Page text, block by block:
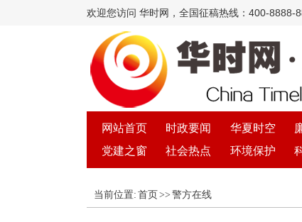
欢迎您访问 华时网，全国征稿热线：400-8888-
网站首页 时政要闻 华夏时空
党建之窗
社会热点 环境保护
当前位置: 首页 >> 警方在线